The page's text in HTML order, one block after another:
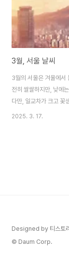
3월, 서울 날씨
3월의 서울은 겨울에서
전히 쌀쌀하지만, 낮에
다만, 일교차가 크고 꽃
에 대비할 필요가 있다.
인다.평균 기온: 약
2025. 3. 17.
Designed by 티스토리
© Daum Corp.